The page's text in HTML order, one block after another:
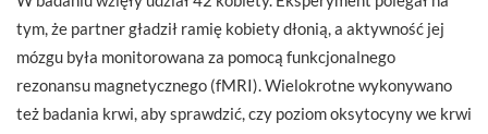
tym, że partner gładził ramię kobiety dłonią, a aktywność jej
mózgu była monitorowana za pomocą funkcjonalnego
rezonansu magnetycznego (fMRI). Wielokrotne wykonywano
też badania krwi, aby sprawdzić, czy poziom oksytocyny we krwi